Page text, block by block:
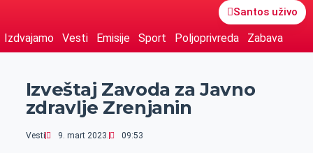
Santos uživo
Izdvajamo Vesti Emisije Sport Poljoprivreda Zabava
Izveštaj Zavoda za Javno
zdravlje Zrenjanin
Vesti 9. mart 2023. 09:53